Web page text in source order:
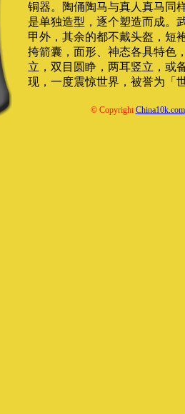
铜器。陶俑陶马与真人真马同
是单独造型，逐个塑造而成。
甲外，其余的都不戴头盔，短
挎箭囊，面形、神态各具特色
立，双目圆睁，两耳竖立，或
现，一度震惊世界，被誉为「
© CopyrightChina10k.com